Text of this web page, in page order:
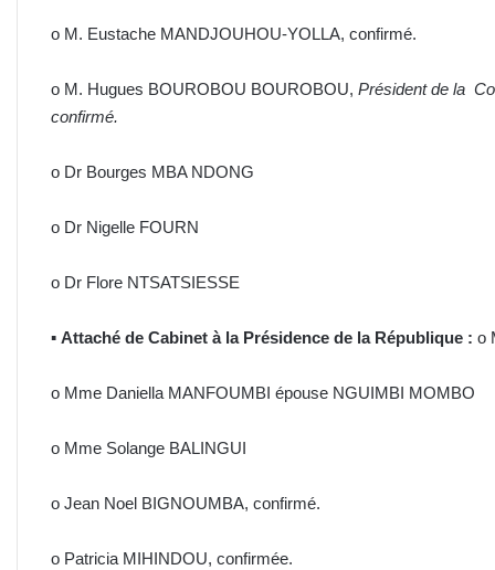
o M. Eustache MANDJOUHOU-YOLLA, confirmé.
o M. Hugues BOUROBOU BOUROBOU, Président de la
confirmé.
o Dr Bourges MBA NDONG
o Dr Nigelle FOURN
o Dr Flore NTSATSIESSE
▪ Attaché de Cabinet à la Présidence de la République : o
o Mme Daniella MANFOUMBI épouse NGUIMBI MOMBO
o Mme Solange BALINGUI
o Jean Noel BIGNOUMBA, confirmé.
o Patricia MIHINDOU, confirmée.